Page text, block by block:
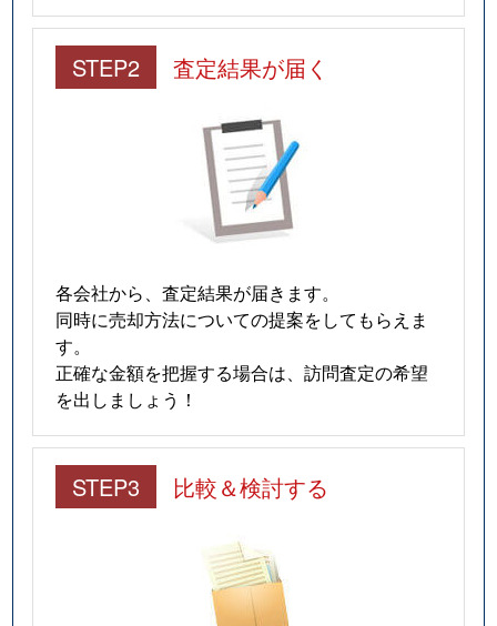
STEP2 査定結果が届く
各会社から、査定結果が届きます。
同時に売却方法についての提案をしてもらえま
す。
正確な金額を把握する場合は、訪問査定の希望
を出しましょう！
STEP3 比較＆検討する